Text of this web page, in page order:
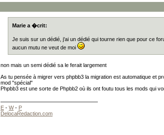
Marie a �crit:
Je suis sur un dédié, j'ai un dédié qui tourne rien que pour ce
aucun mutu ne veut de moi
non mais un semi dédié sa le ferait largement
As tu pensée à migrer vers phpbb3 la migration est automatique et
mod "spécial"
Phpbb3 est une sorte de Phpbb2 où ils ont foutu tous les mods qui
E - W- P
DelocaRedaction.com